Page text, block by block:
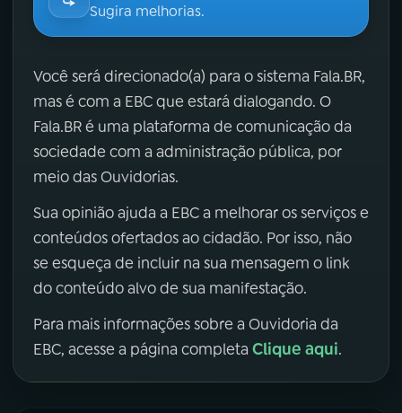
Sugira melhorias.
Você será direcionado(a) para o sistema Fala.BR,
mas é com a EBC que estará dialogando. O
Fala.BR é uma plataforma de comunicação da
sociedade com a administração pública, por
meio das Ouvidorias.
Sua opinião ajuda a EBC a melhorar os serviços e
conteúdos ofertados ao cidadão. Por isso, não
se esqueça de incluir na sua mensagem o link
do conteúdo alvo de sua manifestação.
Para mais informações sobre a Ouvidoria da
EBC, acesse a página completa Clique aqui.